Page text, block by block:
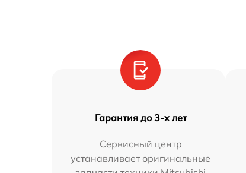
Гарантия до 3-х лет
Сервисный центр
устанавливает оригинальные